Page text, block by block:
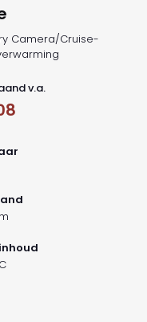
Camera/Cruise-
v.a.